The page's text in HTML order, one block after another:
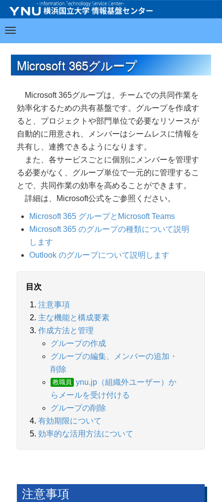
Microsoft 365グループ
Microsoft 365グループは、チームでの共同作業を
効率化するための共有基盤です。グループを作成す
ると、プロジェクトや部門単位で必要なリソースが
自動的に用意され、メンバーはシームレスに情報を
共有し、連携できるようになります。
また、各サービスごとに個別にメンバーを管理す
る必要がなく、グループ単位で一元的に管理するこ
とで、共同作業の効率を高めることができます。
詳細は、Microsoft公式をご参照ください。
Microsoft 365 グループとMicrosoft Teams
Microsoft 365 のグループの種類について説明
します
Outlook のグループについて説明します
目次
注意事項
主な機能と構成要素
作成方法と管理
グループの作成
グループの編集、メンバーの追加・
削除
教職員
ynu.jp（組織外ユーザー）か
らメールを受け付ける
グループの削除
有効期限について
効率的な活用方法について
注意事項